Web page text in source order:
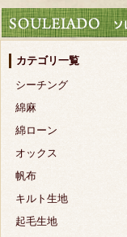
カテゴリ一覧
シーチング
綿麻
綿ローン
オックス
帆布
キルト生地
起毛生地